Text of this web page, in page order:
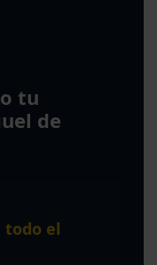
tu
de
todo el